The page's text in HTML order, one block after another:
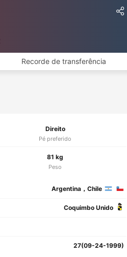
Recorde de transferência
Direito
Pé preferido
81 kg
Peso
Argentina，Chile
Coquimbo Unido
27(09-24-1999)